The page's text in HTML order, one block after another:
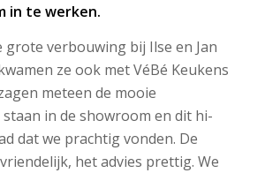
in te werken.
grote verbouwing bij Ilse en Jan
ze ook met VéBé Keukens
meteen de mooie
in de showroom en dit hi-
dat we prachtig vonden. De
het advies prettig. We